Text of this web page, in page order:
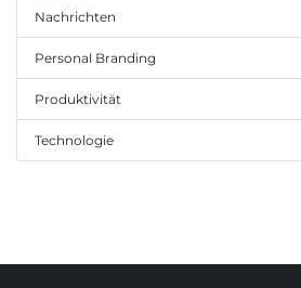
Nachrichten
Personal Branding
Produktivität
Technologie